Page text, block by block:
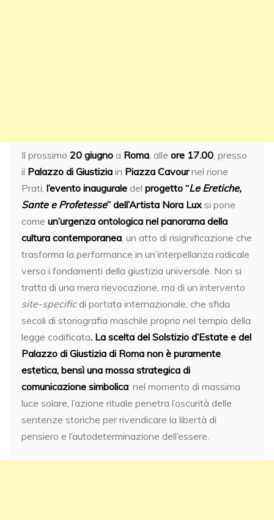
Il prossimo 20 giugno a Roma , alle ore 17.00 , presso
il Palazzo di Giustizia in Piazza Cavournel rione
Prati, l’evento inaugurale del progetto “Le Eretiche,
Sante e Profetesse” dell’Artista Nora Lux si pone
come un’urgenza ontologica nel panorama della
cultura contemporanea , un atto di risignificazione che
trasforma la performance in un’interpellanza radicale
verso i fondamenti della giustizia universale. Non si
tratta di una mera rievocazione, ma di un intervento
site-specificdi portata internazionale, che sfida
secoli di storiografia maschile proprio nel tempio della
legge codificata. La scelta del Solstizio d’Estate e del
Palazzo di Giustizia di Roma non è puramente
estetica, bensì una mossa strategica di
comunicazione simbolica: nel momento di massima
luce solare, l’azione rituale penetra l’oscurità delle
sentenze storiche per rivendicare la libertà di
pensiero e l’autodeterminazione dell’essere.